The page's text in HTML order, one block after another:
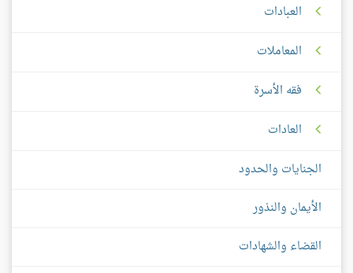
العبادات
المعاملات
فقه الأسرة
العادات
الجنايات والحدود
الأيمان والنذور
القضاء والشهادات